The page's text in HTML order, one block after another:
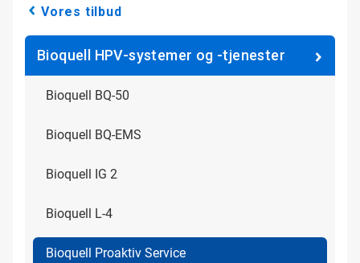
Vores tilbud
Bioquell HPV-systemer og -tjenester
Bioquell BQ-50
Bioquell BQ-EMS
Bioquell IG 2
Bioquell L-4
Bioquell Proaktiv Service